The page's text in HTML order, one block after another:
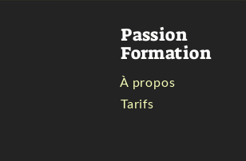
Passion
Formation
À propos
Tarifs